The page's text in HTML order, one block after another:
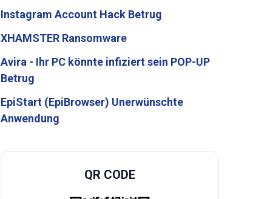
Instagram Account Hack Betrug
XHAMSTER Ransomware
Avira - Ihr PC könnte infiziert sein POP-UP
Betrug
EpiStart (EpiBrowser) Unerwünschte
Anwendung
QR CODE